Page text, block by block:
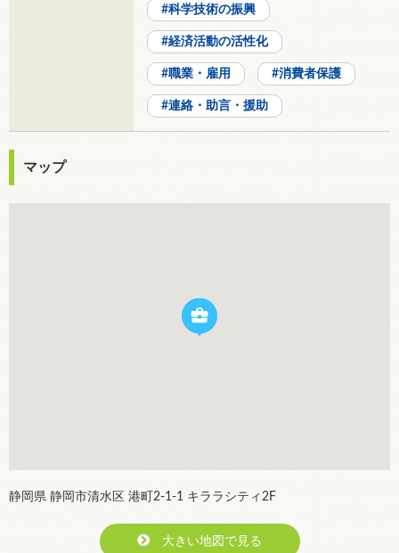
科学技術の振興
経済活動の活性化
職業・雇用 消費者保護
連絡・助言・援助
マップ
静岡県 静岡市清水区 港町2-1-1 キララシティ2F
大きい地図で見る